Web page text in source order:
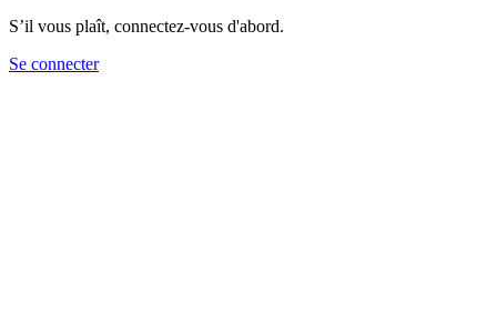
S’il vous plaît, connectez-vous d'abord.
Se connecter